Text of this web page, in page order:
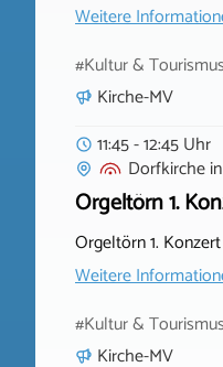
Weitere
#Kultur &
Kirche-MV
11:45 - 12:45 Uhr
Dorfkirchein
Orgeltörn 1.
Orgeltörn 1. Konzert
Weitere
#Kultur &
Kirche-MV